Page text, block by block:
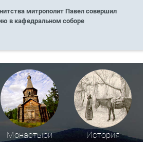
митрополит Павел совершил
в кафедральном соборе
Монастыри История